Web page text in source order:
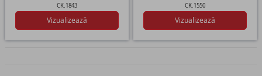
CK.1843
Vizualizează
CK.1550
Vizualizează